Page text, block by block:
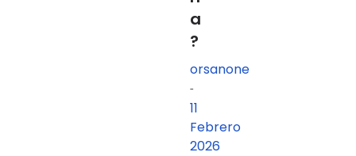
a
?
orsanone
-
11
Febrero
2026